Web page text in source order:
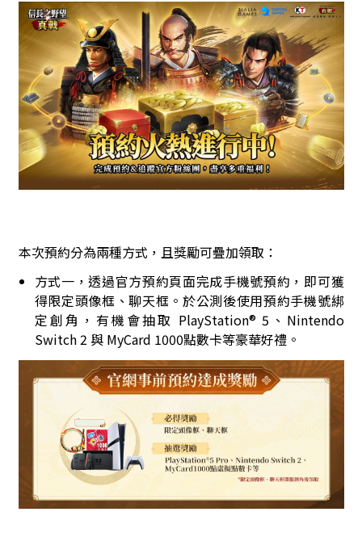
本次預約分為兩種方式，且獎勵可疊加領取：
方式一，透過官方預約頁面完成手機號預約，即可獲
得限定頭像框、聊天框。於公測後使用預約手機號綁
定創角，有機會抽取 PlayStation® 5、Nintendo
Switch 2 與 MyCard 1000點數卡等豪華好禮。